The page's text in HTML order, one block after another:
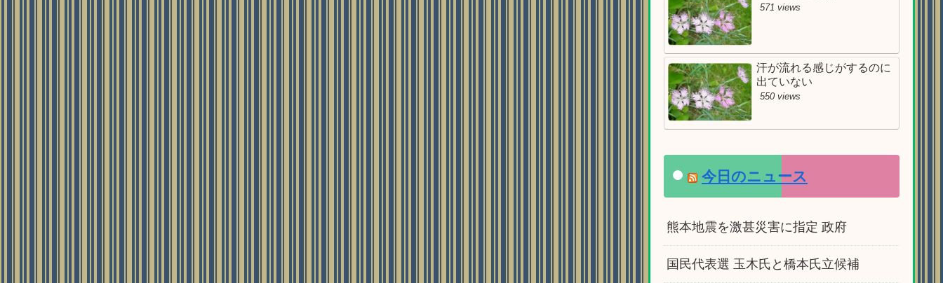
571 views
汗が流れる感じがするのに
出ていない
550 views
今日のニュース
熊本地震を激甚災害に指定 政府
国民代表選 玉木氏と橋本氏立候補